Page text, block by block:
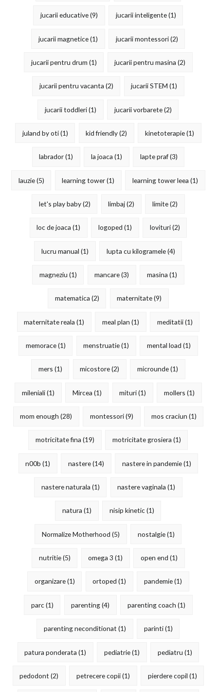
jucarii educative(9) jucarii inteligente(1)
jucarii magnetice(1) jucarii montessori(2)
jucarii pentru drum (1) jucarii pentru masina (2)
jucarii pentru vacanta (2) jucarii STEM (1)
jucarii toddleri(1) jucarii vorbarete(2)
juland by oti(1) kid friendly(2) kinetoterapie(1)
labrador(1) la joaca (1) lapte praf(3)
lauzie(5) learning tower(1) learning tower leea (1)
let's play baby(2) limbaj(2) limite(2)
loc de joaca (1) logoped (1) lovituri(2)
lucru manual (1) lupta cu kilogramele(4)
magneziu (1) mancare(3) masina (1)
matematica (2) maternitate(9)
maternitate reala (1) meal plan (1) meditatii(1)
memorace(1) menstruatie(1) mental load (1)
mers (1) micostore(2) microunde(1)
mileniali(1) Mircea (1) mituri(1) mollers (1)
mom enough (28) montessori(9) mos craciun (1)
motricitate fina (19) motricitate grosiera (1)
n00b (1) nastere(14) nastere in pandemie(1)
nastere naturala (1) nastere vaginala (1)
natura (1) nisip kinetic(1)
Normalize Motherhood (5) nostalgie(1)
nutritie(5) omega 3 (1) open end (1)
organizare(1) ortoped (1) pandemie(1)
parc(1) parenting(4) parenting coach (1)
parenting neconditionat (1) parinti(1)
patura ponderata (1) pediatrie(1) pediatru (1)
pedodont (2) petrecere copii(1) pierdere copil (1)